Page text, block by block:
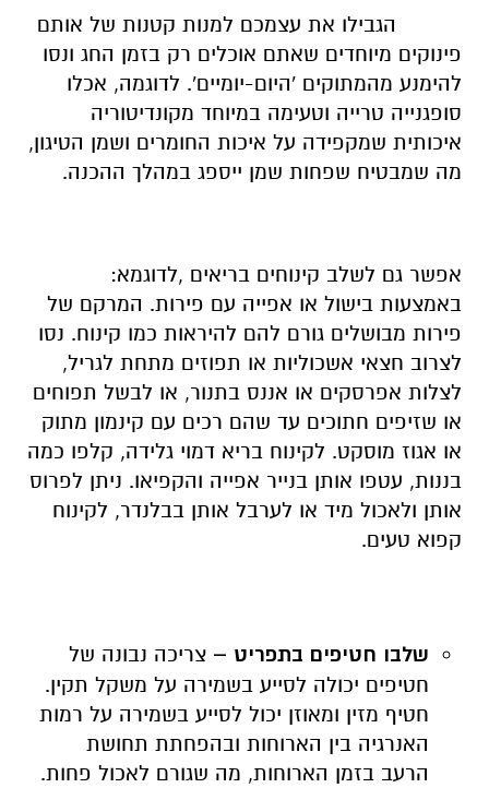
הגבילו את עצמכם למנות קטנות של אותם
פינוקים מיוחדים שאתם אוכלים רק בזמן החג ונסו
להימנע מהמתוקים 'היום-יומיים'. לדוגמה, אכלו
סופגנייה טרייה וטעימה במיוחד מקונדיטוריה
איכותית שמקפידה על איכות החומרים ושמן הטיגון,
מה שמבטיח שפחות שמן ייספג במהלך ההכנה.
אפשר גם לשלב קינוחים בריאים ,לדוגמא:
באמצעות בישול או אפייה עם פירות. המרקם של
פירות מבושלים גורם להם להיראות כמו קינוח. נסו
לצרוב חצאי אשכוליות או תפוזים מתחת לגריל,
לצלות אפרסקים או אננס בתנור, או לבשל תפוחים
או שזיפים חתוכים עד שהם רכים עם קינמון מתוק
או אגוז מוסקט. לקינוח בריא דמוי גלידה, קלפו כמה
בננות, עטפו אותן בנייר אפייה והקפיאו. ניתן לפרוס
אותן ולאכול מיד או לערבל אותן בבלנדר, לקינוח
קפוא טעים.
שלבו חטיפים בתפריט – צריכה נבונה של
חטיפים יכולה לסייע בשמירה על משקל תקין.
חטיף מזין ומאוזן יכול לסייע בשמירה על רמות
האנרגיה בין הארוחות ובהפחתת תחושת
הרעב בזמן הארוחות, מה שגורם לאכול פחות.